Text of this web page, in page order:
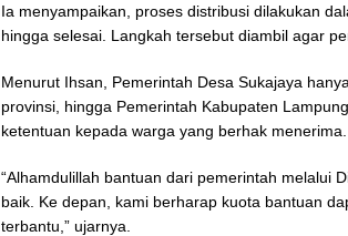
Ia menyampaikan, proses distribusi dilakukan
hingga selesai. Langkah tersebut diambil agar
Menurut Ihsan, Pemerintah Desa Sukajaya
provinsi, hingga Pemerintah Kabupaten
ketentuan kepada warga yang berhak menerima.
“Alhamdulillah bantuan dari pemerintah melalui
baik. Ke depan, kami berharap kuota bantuan
terbantu,” ujarnya.